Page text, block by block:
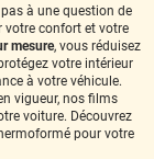
à une question de
votre confort et votre
mesure, vous réduisez
votre intérieur
à votre véhicule.
vigueur, nos films
voiture. Découvrez
pour votre